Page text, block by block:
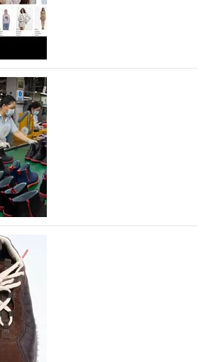
моды Китая, является
обувной компанией,
производство и…
- новый раздел и
локальных
марок
Lamoda решил обновить
продукции локальных
одежды, обуви и аксессуаров.
маркетинговую…
производства обуви в
не увеличился
производство обуви
зафиксировав
на 0,1% до 24,6 млрд пар, -
в аналитическом вестнике